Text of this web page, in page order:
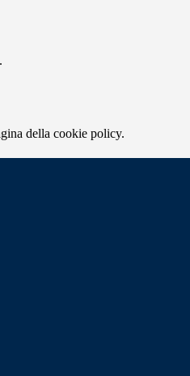
della cookie policy.